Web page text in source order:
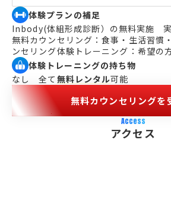
体験プランの補足
Inbody(体組形成診断）の無料実施　
無料カウンセリング：食事・生活習慣
ンセリング体験トレーニング：希望の
体験トレーニングの持ち物
なし　全て 無料レンタル可能
無料カウンセリングを
Access
アクセス